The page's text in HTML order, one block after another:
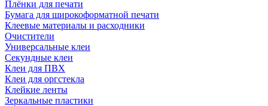
Плёнки для печати
Бумага для широкоформатной печати
Клеевые материалы и расходники
Очистители
Универсальные клеи
Секундные клеи
Клеи для ПВХ
Клеи для оргстекла
Клейкие ленты
Зеркальные пластики